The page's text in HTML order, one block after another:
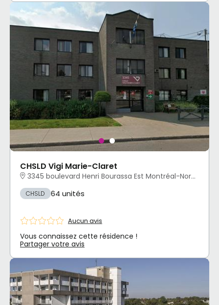
CHSLD Vigi Marie-Claret
3345 boulevard Henri Bourassa Est Montréal-Nord, Montréal, QC
CHSLD 64 unités
Aucun avis
Vous connaissez cette résidence !
Partager votre avis